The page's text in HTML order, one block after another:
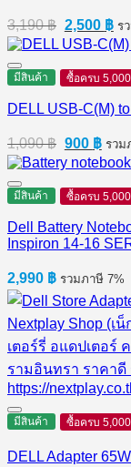
3,190฿ Original
price
was:
3,190 ฿.
2,500 ฿
is:
ร
มีสินค้า ซื้อครบ
DELL USB-C(M)
1,090฿ Original
price
was:
1,090 ฿.
900 ฿
price
is:
900
รวม
มีสินค้า ซื้อครบ
Dell Battery
Inspiron 14-16
2,990 ฿ รวมภาษี 7%
มีสินค้า ซื้อครบ
DELL Adapter